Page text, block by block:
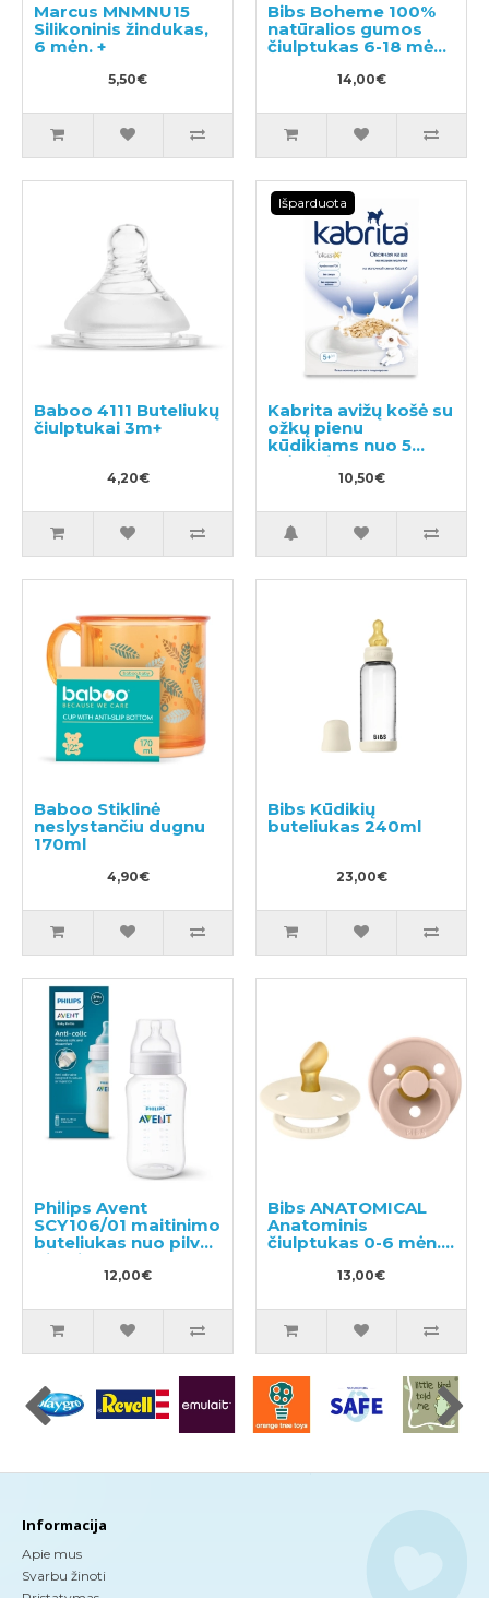
Marcus MNMNU15
Silikoninis žindukas,
6 mėn. +
5,50€
Bibs Boheme 100%
natūralios gumos
čiulptukas 6-18 mėn.
14,00€
Baboo 4111 Buteliukų
čiulptukai 3m+
4,20€
Išparduota
Kabrita avižų košė su
ožkų pienu
kūdikiams nuo 5
mėnesių 180g
10,50€
Baboo Stiklinė
neslystančiu dugnu
170ml
4,90€
Bibs Kūdikių
buteliukas 240ml
23,00€
Philips Avent
SCY106/01 maitinimo
buteliukas nuo pilvo
dieglių
12,00€
Bibs ANATOMICAL
Anatominis
čiulptukas 0-6 mėn.
13,00€
Informacija
Apie mus
Svarbu žinoti